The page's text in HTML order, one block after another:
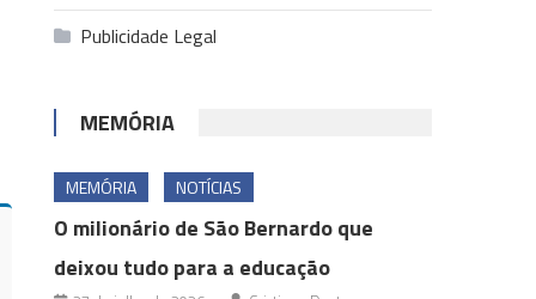
Publicidade Legal
MEMÓRIA
MEMÓRIA NOTÍCIAS
O milionário de São Bernardo que
deixou tudo para a educação